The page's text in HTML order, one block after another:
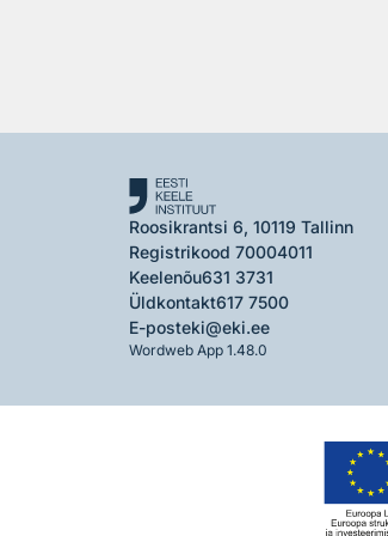
Roosikrantsi 6, 10119 Tallinn
Registrikood 70004011
Keelenõu631 3731
Üldkontakt617 7500
E-posteki@eki.ee
Wordweb App 1.48.0